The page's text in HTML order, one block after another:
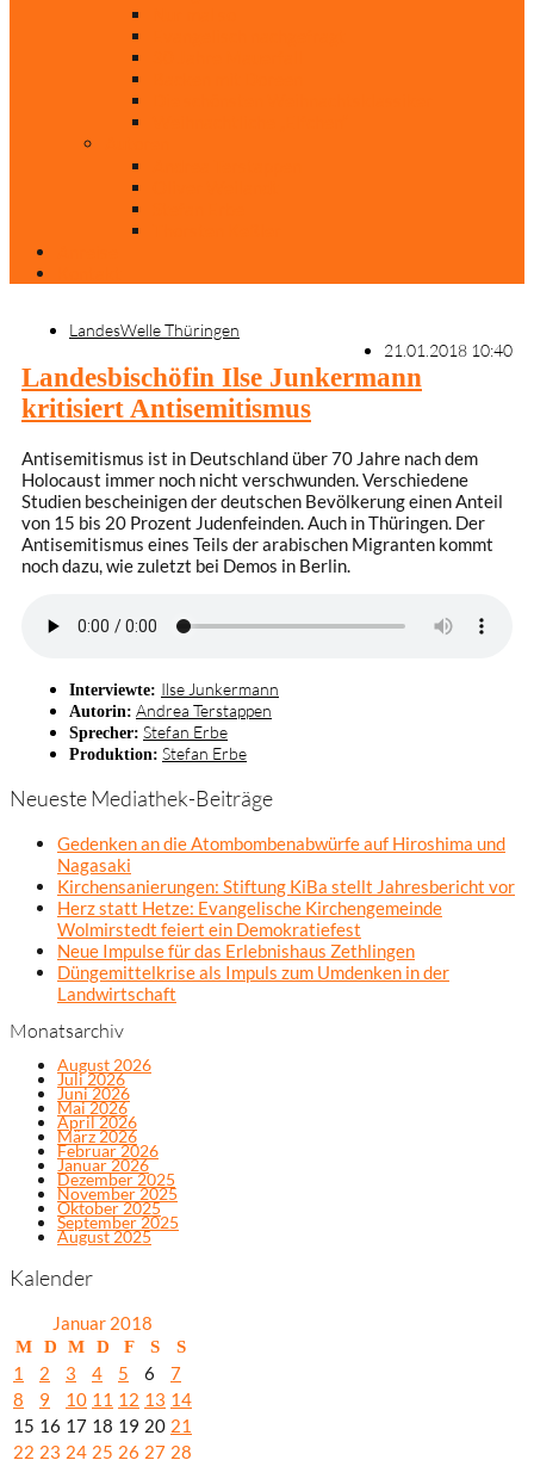
LandesWelle Thüringen
21.01.2018 10:40
Landesbischöfin Ilse Junkermann
kritisiert Antisemitismus
Antisemitismus ist in Deutschland über 70 Jahre nach dem
Holocaust immer noch nicht verschwunden. Verschiedene
Studien bescheinigen der deutschen Bevölkerung einen Anteil
von 15 bis 20 Prozent Judenfeinden. Auch in Thüringen. Der
Antisemitismus eines Teils der arabischen Migranten kommt
noch dazu, wie zuletzt bei Demos in Berlin.
Interviewte: Ilse Junkermann
Autorin: Andrea Terstappen
Sprecher: Stefan Erbe
Produktion: Stefan Erbe
Neueste Mediathek-Beiträge
Gedenken an die Atombombenabwürfe auf Hiroshima und
Nagasaki
Kirchensanierungen: Stiftung KiBa stellt Jahresbericht vor
Herz statt Hetze: Evangelische Kirchengemeinde
Wolmirstedt feiert ein Demokratiefest
Neue Impulse für das Erlebnishaus Zethlingen
Düngemittelkrise als Impuls zum Umdenken in der
Landwirtschaft
Monatsarchiv
August 2026
Juli 2026
Juni 2026
Mai 2026
April 2026
März 2026
Februar 2026
Januar 2026
Dezember 2025
November 2025
Oktober 2025
September 2025
August 2025
Kalender
Januar 2018
M D M D F S S
1 2 3 4 5 6
7
8
9 10 11 12 13 14
15 16 17 18 19 20 21
22 23 24 25 26 27 28